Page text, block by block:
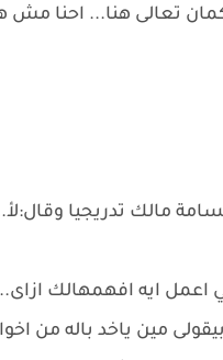
تعالى هنا... احنا
مالك تدريجيا
اعمل ايه افهمهالك
مين ياخد باله من